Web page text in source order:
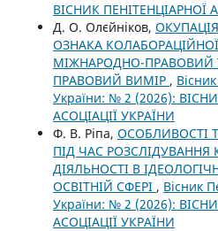
ВІСНИК ПЕНІТЕНЦІАРНОЇ
Д. О. Олєйніков,
ОЗНАКА
МІЖНАРОДНО-ПРАВОВИЙ
ПРАВОВИЙ ВИМІР ,
України: № 2 (2026):
АСОЦІАЦІЇ УКРАЇНИ
Ф. В. Ріпа, ОСОБЛИВОСТІ
ПІД ЧАС РОЗСЛІДУВАННЯ
ДІЯЛЬНОСТІ В
ОСВІТНІЙ СФЕРІ , Вісник
України: № 2 (2026):
АСОЦІАЦІЇ УКРАЇНИ